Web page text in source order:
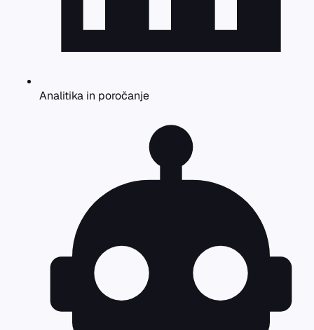
Analitika in poročanje